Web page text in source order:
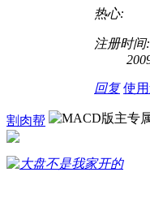
热心:
注册时间:
回复 使
割肉帮